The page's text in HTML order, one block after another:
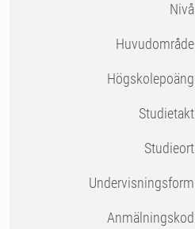
Nivå
Huvudområde
högskolepoäng
Studietakt
Studieort
Undervisningsform
Anmälningskod